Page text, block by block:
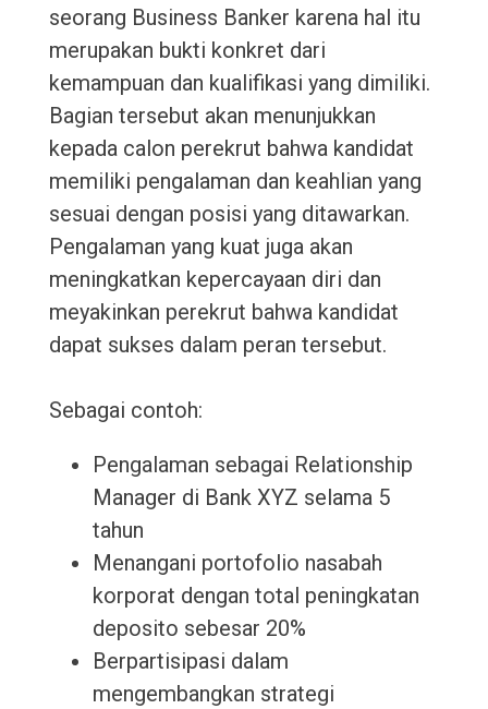
seorang Business Banker karena hal itu
merupakan bukti konkret dari
kemampuan dan kualifikasi yang dimiliki.
Bagian tersebut akan menunjukkan
kepada calon perekrut bahwa kandidat
memiliki pengalaman dan keahlian yang
sesuai dengan posisi yang ditawarkan.
Pengalaman yang kuat juga akan
meningkatkan kepercayaan diri dan
meyakinkan perekrut bahwa kandidat
dapat sukses dalam peran tersebut.
Sebagai contoh:
Pengalaman sebagai Relationship
Manager di Bank XYZ selama 5
tahun
Menangani portofolio nasabah
korporat dengan total peningkatan
deposito sebesar 20%
Berpartisipasi dalam
mengembangkan strategi